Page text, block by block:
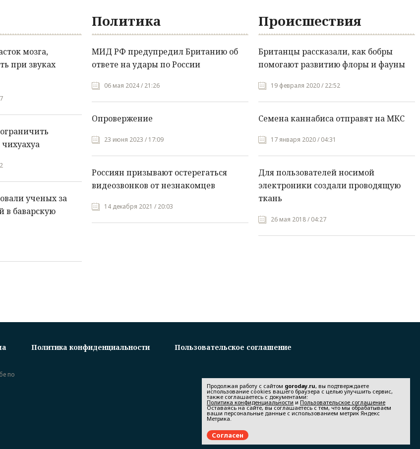
мозга,
при звуках
ученых за
в баварскую
Политика
МИД РФ предупредил Британию об
ответе на удары по России
06 мая 2024 / 21:26
Опровержение
23 июня 2023 / 17:09
Россиян призывают остерегаться
видеозвонков от незнакомцев
14 декабря 2021 / 20:03
Происшествия
Британцы рассказали, как бобры
помогают развитию флоры и фауны
19 февраля 2020 / 22:52
Семена каннабиса отправят на МКС
17 января 2020 / 04:31
Для пользователей носимой
электроники создали проводящую
ткань
26 мая 2018 / 04:27
Политика конфиденциальности Пользовательское соглашение
по
Продолжая работу с сайтом goroday.ru, вы подтверждаете
использование cookies вашего браузера с целью улучшить сервис,
также соглашаетесь с документами:
Политика конфиденциальности и Пользовательское соглашение
Оставаясь на сайте, вы соглашаетесь с тем, что мы обрабатываем
ваши персональные данные с использованием метрик Яндекс
Метрика.
Согласен